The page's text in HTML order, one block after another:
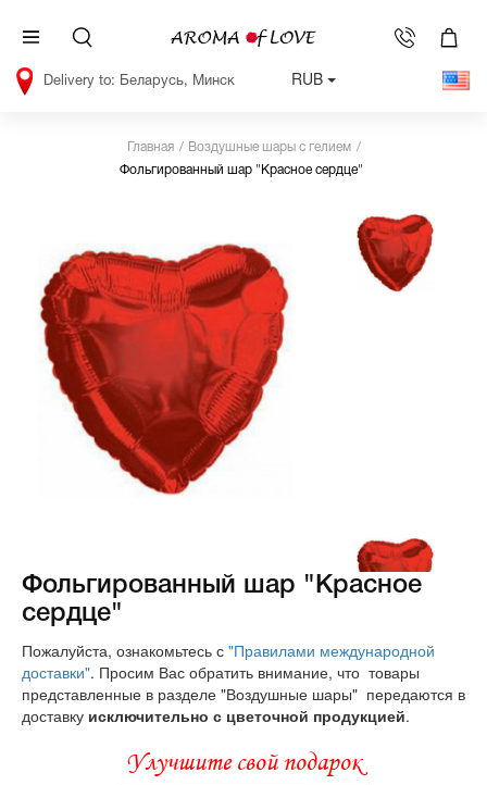
Беларусь, Минск RUB
Главная
Воздушные шары c гелием
Фольгированный шар "Красное сердце"
Фольгированный шар "Красное
сердце"
Пожалуйста, ознакомьтесь с "Правилами международной
доставки". Просим Вас обратить внимание, что товары
представленные в разделе "Воздушные шары" передаются в
доставку исключительно с цветочной продукцией.
Улучшите свой подарок